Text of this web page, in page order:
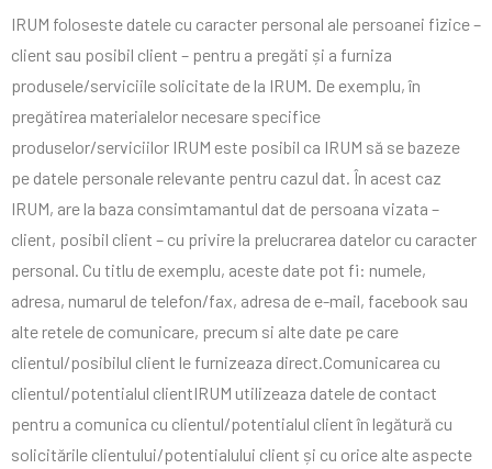
IRUM foloseste datele cu caracter personal ale persoanei fizice –
client sau posibil client – pentru a pregăti și a furniza
produsele/serviciile solicitate de la IRUM. De exemplu, în
pregătirea materialelor necesare specifice
produselor/serviciilor IRUM este posibil ca IRUM să se bazeze
pe datele personale relevante pentru cazul dat. În acest caz
IRUM, are la baza consimtamantul dat de persoana vizata –
client, posibil client – cu privire la prelucrarea datelor cu caracter
personal. Cu titlu de exemplu, aceste date pot fi: numele,
adresa, numarul de telefon/fax, adresa de e-mail, facebook sau
alte retele de comunicare, precum si alte date pe care
clientul/posibilul client le furnizeaza direct.Comunicarea cu
clientul/potentialul clientIRUM utilizeaza datele de contact
pentru a comunica cu clientul/potentialul client în legătură cu
solicitările clientului/potentialului client și cu orice alte aspecte